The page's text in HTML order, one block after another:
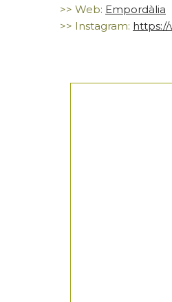
>> Web: Empordàlia
>> Instagram: